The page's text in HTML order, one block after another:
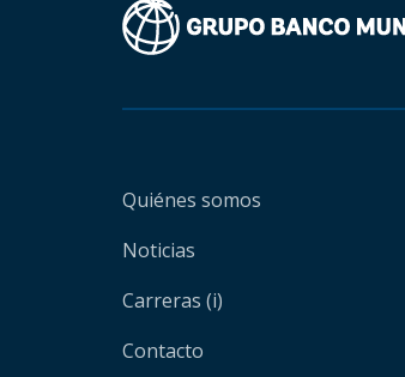
Quiénes somos
Noticias
Carreras (i)
Contacto